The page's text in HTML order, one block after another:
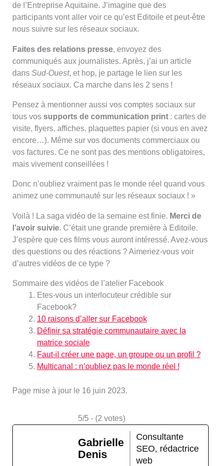
de l’Entreprise Aquitaine. J’imagine que des
participants vont aller voir ce qu’est Editoile et peut-être
nous suivre sur les réseaux sociaux.
Faites des relations presse , envoyez des
communiqués aux journalistes. Après, j’ai un article
dansSud-Ouest, et hop, je partage le lien sur les
réseaux sociaux. Ca marche dans les 2 sens !
Pensez à mentionner aussi vos comptes sociaux sur
tous vossupports de communication print : cartes de
visite, flyers, affiches, plaquettes papier (si vous en avez
encore…). Même sur vos documents commerciaux ou
vos factures. Ce ne sont pas des mentions obligatoires,
mais vivement conseillées !
Donc n’oubliez vraiment pas le monde réel quand vous
animez une communauté sur les réseaux sociaux ! »
Voilà ! La saga vidéo de la semaine est finie. Merci de
l’avoir suivie. C’était une grande première à Editoile.
J’espère que ces films vous auront intéressé. Avez-vous
des questions ou des réactions ? Aimeriez-vous voir
d’autres vidéos de ce type ?
Sommaire des vidéos de l’atelier Facebook
Etes-vous un interlocuteur crédible sur
Facebook?
10 raisons d’aller sur Facebook
Définir sa stratégie communautaire avec la
matrice sociale
Faut-il créer une page, un groupe ou un profil ?
Multicanal : n’oubliez pas le monde réel !
Page mise à jour le 16 juin 2023.
5/5 - (2 votes)
Gabrielle
Denis
Consultante
SEO, rédactrice
web